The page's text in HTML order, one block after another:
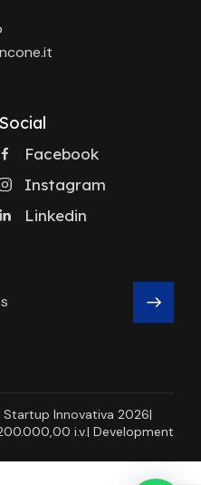
Social
Facebook
Instagram
Linkedin
Subscri
Startup Innovativa 2026|
i.v.| Development